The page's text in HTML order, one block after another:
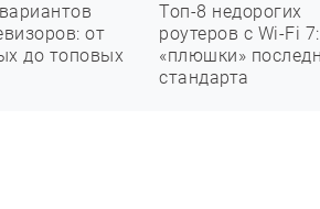
от
до топовых
Топ-8 недорогих
роутеров с Wi-Fi
«плюшки»
стандарта